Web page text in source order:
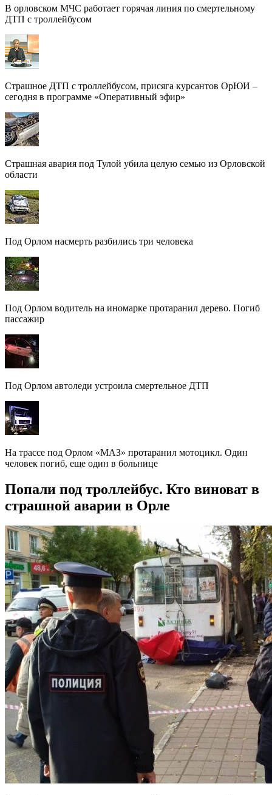
В орловском МЧС работает горячая линия по смертельному
ДТП с троллейбусом
Страшное ДТП с троллейбусом, присяга курсантов ОрЮИ –
сегодня в программе «Оперативный эфир»
Страшная авария под Тулой убила целую семью из Орловской
области
Под Орлом насмерть разбились три человека
Под Орлом водитель на иномарке протаранил дерево. Погиб
пассажир
Под Орлом автоледи устроила смертельное ДТП
На трассе под Орлом «МАЗ» протаранил мотоцикл. Один
человек погиб, еще один в больнице
Попали под троллейбус. Кто виноват в
страшной аварии в Орле